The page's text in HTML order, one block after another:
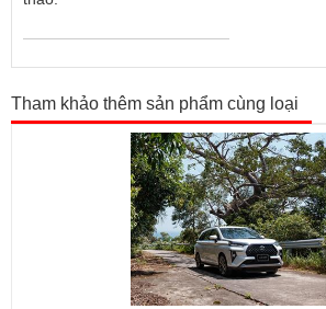
Tham khảo thêm sản phẩm cùng loại